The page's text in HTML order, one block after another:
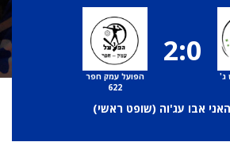
ג'
2:0
הפועל עמק חפר
622
אבו עג'וה (שופט ראשי)